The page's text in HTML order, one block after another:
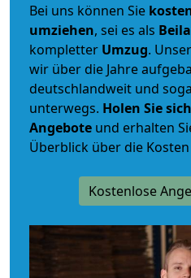
Bei uns können Sie
umziehen, sei es als
kompletter Umzug.
wir über die Jahre
deutschlandweit und
unterwegs. Holen Sie
Angebote und erhalten
Überblick über die
Kostenlose